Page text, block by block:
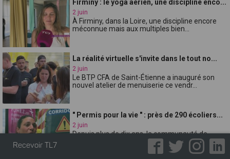
Firminy : le yoga aérien, une discipline enco...
2 juin
À Firminy, dans la Loire, une discipline encore
méconnue mais aux multiples bien...
La réalité virtuelle s'invite dans le tout no...
2 juin
Le BTP CFA de Saint-Étienne a inauguré son
nouvel atelier de menuiserie ce vendr...
" Permis pour la vie " : près de 290 écoliers...
2 juin
Depuis plus de dix ans, la communauté de
communes de Forez-Est organise l'opérat...
Recevoir TL7